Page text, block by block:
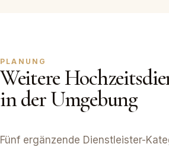
PLANUNG
Weitere
in der Umgebung
Fünf ergänzende Dienstleister-